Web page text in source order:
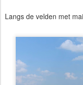
Langs de velden met